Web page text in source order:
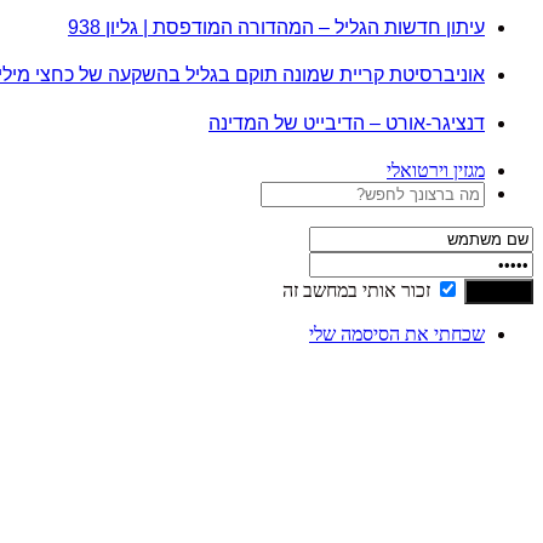
עיתון חדשות הגליל – המהדורה המודפסת | גליון 938
אוניברסיטת קריית שמונה תוקם בגליל בהשקעה של כחצי
דנציגר-אורט – הדיבייט של המדינה
מגזין וירטואלי
זכור אותי במחשב זה
שכחתי את הסיסמה שלי